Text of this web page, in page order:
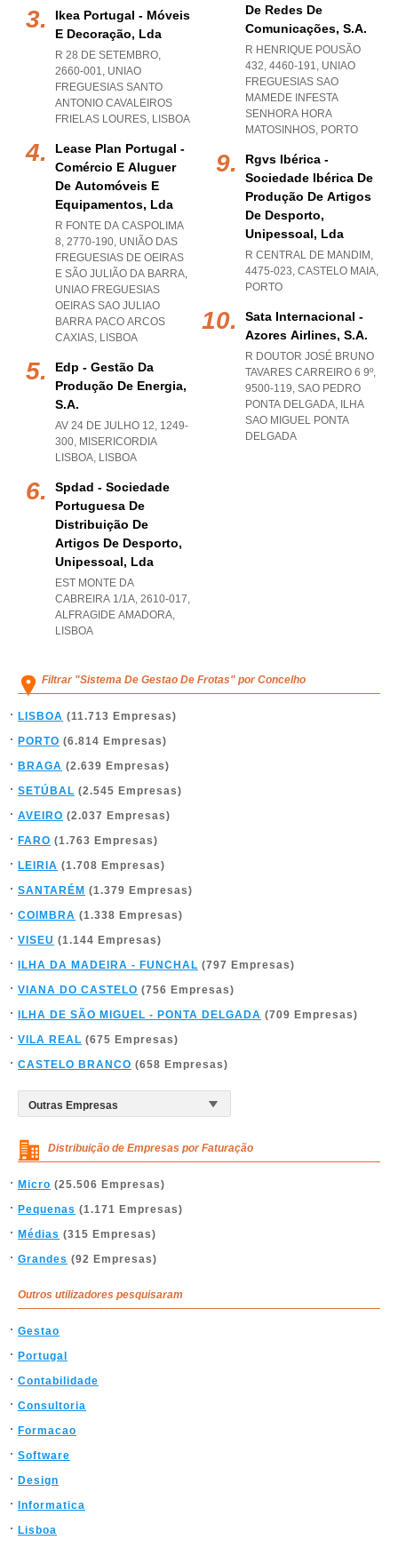
Ikea Portugal - Móveis
E Decoração, Lda
R 28 DE SETEMBRO,
2660-001, UNIAO
FREGUESIAS SANTO
ANTONIO CAVALEIROS
FRIELAS LOURES, LISBOA
Lease Plan Portugal -
Comércio E Aluguer
De Automóveis E
Equipamentos, Lda
R FONTE DA CASPOLIMA
8, 2770-190, UNIÃO DAS
FREGUESIAS DE OEIRAS
E SÃO JULIÃO DA BARRA,
UNIAO FREGUESIAS
OEIRAS SAO JULIAO
BARRA PACO ARCOS
CAXIAS, LISBOA
Edp - Gestão Da
Produção De Energia,
S.a.
AV 24 DE JULHO 12, 1249-
300, MISERICORDIA
LISBOA, LISBOA
Spdad - Sociedade
Portuguesa De
Distribuição De
Artigos De Desporto,
Unipessoal, Lda
EST MONTE DA
CABREIRA 1/1A, 2610-017,
ALFRAGIDE AMADORA,
LISBOA
De Redes De
Comunicações, S.a.
R HENRIQUE POUSÃO
432, 4460-191, UNIAO
FREGUESIAS SAO
MAMEDE INFESTA
SENHORA HORA
MATOSINHOS, PORTO
Rgvs Ibérica -
Sociedade Ibérica De
Produção De Artigos
De Desporto,
Unipessoal, Lda
R CENTRAL DE MANDIM,
4475-023, CASTELO MAIA,
PORTO
Sata Internacional -
Azores Airlines, S.a.
R DOUTOR JOSÉ BRUNO
TAVARES CARREIRO 6 9º,
9500-119, SAO PEDRO
PONTA DELGADA, ILHA
SAO MIGUEL PONTA
DELGADA
Filtrar "Sistema De Gestao De Frotas" por Concelho
LISBOA (11.713 Empresas)
PORTO (6.814 Empresas)
BRAGA (2.639 Empresas)
SETÚBAL (2.545 Empresas)
AVEIRO (2.037 Empresas)
FARO (1.763 Empresas)
LEIRIA (1.708 Empresas)
SANTARÉM (1.379 Empresas)
COIMBRA (1.338 Empresas)
VISEU (1.144 Empresas)
ILHA DA MADEIRA - FUNCHAL (797 Empresas)
VIANA DO CASTELO (756 Empresas)
ILHA DE SÃO MIGUEL - PONTA DELGADA (709 Empresas)
VILA REAL (675 Empresas)
CASTELO BRANCO (658 Empresas)
Distribuição de Empresas por Faturação
Micro (25.506 Empresas)
Pequenas (1.171 Empresas)
Médias (315 Empresas)
Grandes (92 Empresas)
Outros utilizadores pesquisaram
Gestao
Portugal
Contabilidade
Consultoria
Formacao
Software
Design
Informatica
Lisboa